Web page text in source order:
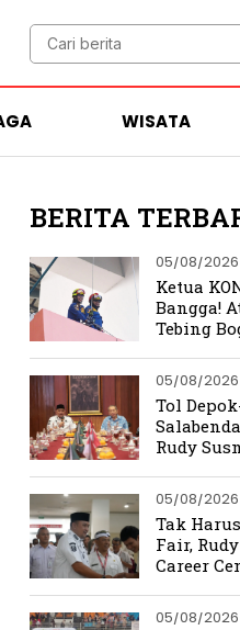
WISATA
BERITA
05/08/2026
Ketua
Bangga!
Tebing
Merah
05/08/2026
Tol
Rudy
Magnet
05/08/2026
Tak
Fair,
Career
Hari
05/08/2026